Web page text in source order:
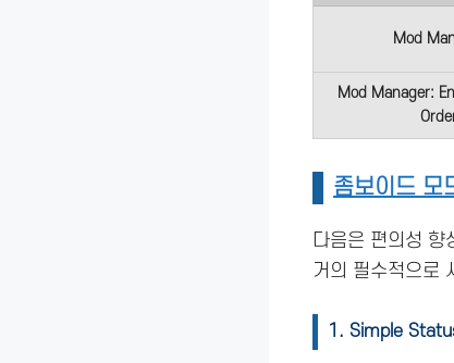
Mod
Mod Manager:
좀보이드 모
다음은 편의성 향
거의 필수적으로
1. Simple